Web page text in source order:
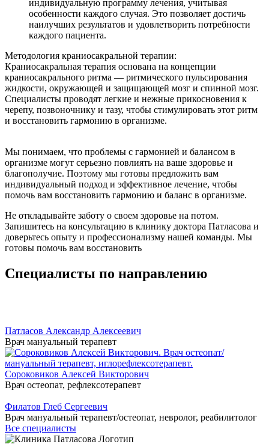
индивидуальную программу лечения, учитывая
особенности каждого случая. Это позволяет достичь
наилучших результатов и удовлетворить потребности
каждого пациента.
Методология краниосакральной терапии:
Краниосакральная терапия основана на концепции
краниосакрального ритма — ритмического пульсирования
жидкости, окружающей и защищающей мозг и спинной мозг.
Специалисты проводят легкие и нежные прикосновения к
черепу, позвоночнику и тазу, чтобы стимулировать этот ритм
и восстановить гармонию в организме.
Мы понимаем, что проблемы с гармонией и балансом в
организме могут серьезно повлиять на ваше здоровье и
благополучие. Поэтому мы готовы предложить вам
индивидуальный подход и эффективное лечение, чтобы
помочь вам восстановить гармонию и баланс в организме.
Не откладывайте заботу о своем здоровье на потом.
Запишитесь на консультацию в клинику доктора Патласова и
доверьтесь опыту и профессионализму нашей команды. Мы
готовы помочь вам восстановить
Специалисты по направлению
Патласов Александр Алексеевич
Врач мануальный терапевт
Сороковиков Алексей Викторович
Врач остеопат, рефлексотерапевт
Филатов Глеб Сергеевич
Врач мануальный терапевт/остеопат, невролог, реабилитолог
Все специалисты